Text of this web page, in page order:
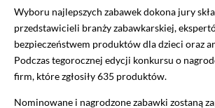
Wyboru najlepszych zabawek dokona jury
przedstawicieli branży zabawkarskiej,
bezpieczeństwem produktów dla dzieci oraz
Podczas tegorocznej edycji konkursu o
firm, które zgłosiły 635 produktów.
Nominowane i nagrodzone zabawki zostaną